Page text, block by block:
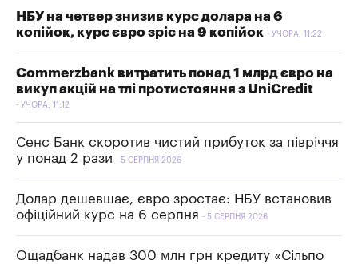
НБУ на четвер знизив курс долара на 6
копійок, курс євро зріс на 9 копійок
УЧОРА, 11:22
Commerzbank витратить понад 1 млрд євро на
викуп акцій на тлі протистояння з UniCredit
УЧОРА, 11:12
Сенс Банк скоротив чистий прибуток за півріччя
у понад 2 рази
5 СЕРПНЯ 2026
Долар дешевшає, євро зростає: НБУ встановив
офіційний курс на 6 серпня
5 СЕРПНЯ 2026
Ощадбанк надав 300 млн грн кредиту «Сільпо